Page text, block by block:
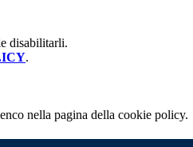
disabilitarli.
.
nella pagina della cookie policy.